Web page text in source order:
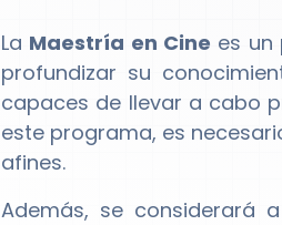
La Maestría en Cine es un
profundizar su
capaces de llevar a cabo
este programa, es
afines.
Además, se considerará